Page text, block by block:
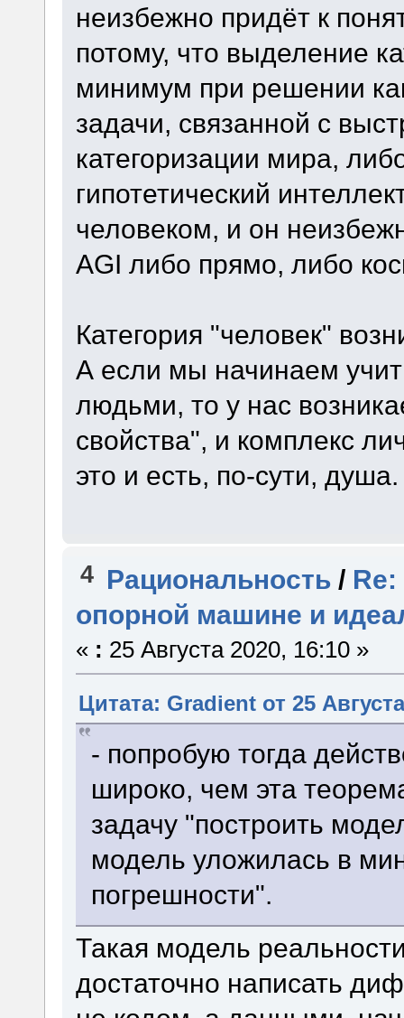
неизбежно придёт к
потому, что выделение
минимум при решении
задачи, связанной с
категоризации мира,
гипотетический
человеком, и он
AGI либо прямо, либо
Категория "человек"
А если мы начинаем
людьми, то у нас
свойства", и комплекс
это и есть, по-сути, душа.
4 Рациональность /
опорной машине и
« : 25 Августа 2020, 16:10 »
Цитата: Gradient от 25
- попробую тогда
широко, чем эта
задачу "построить
модель уложилась в
погрешности".
Такая модель
достаточно написать